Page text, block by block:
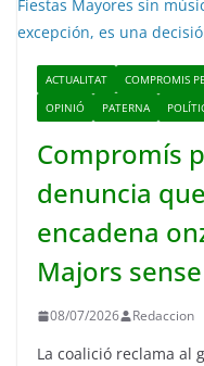
ACTUALITAT COMPROMIS
OPINIÓ
PATERNA
Compromís
denuncia
encadena
Majors
08/07/2026 Redaccion
La coalició reclama al